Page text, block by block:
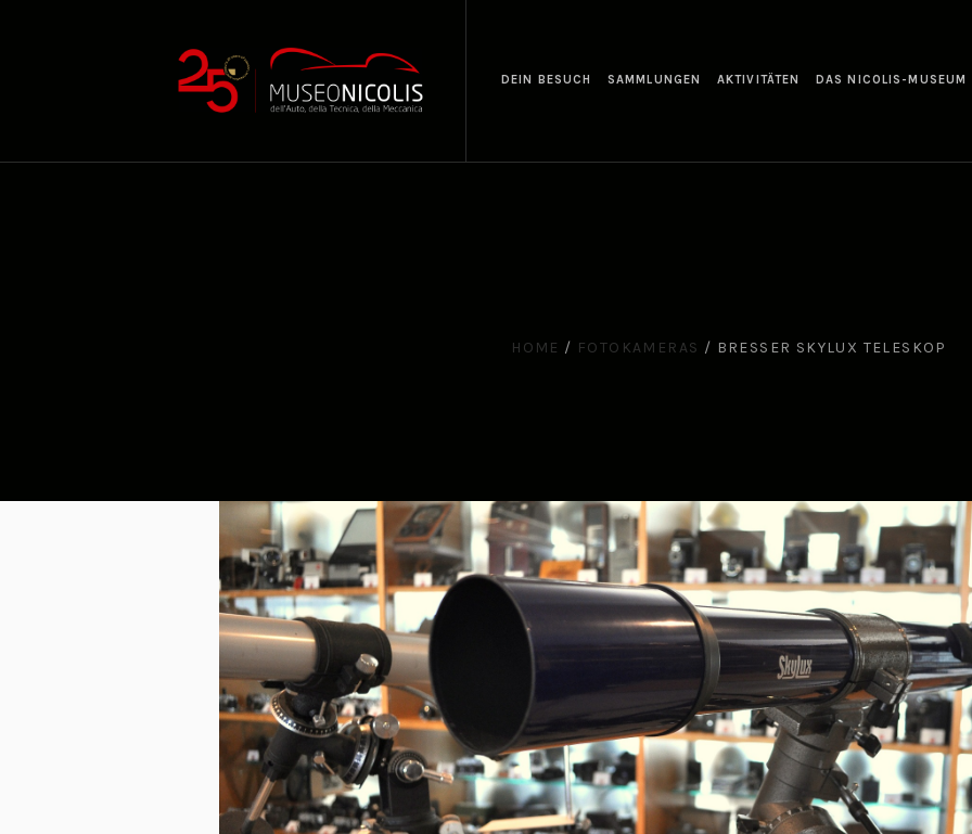
DEIN BESUCH SAMMLUNGEN AKTIVITÄTEN DAS NICOLIS-MUSEUM
HOME / FOTOKAMERAS / BRESSER SKYLUX TELESKOP